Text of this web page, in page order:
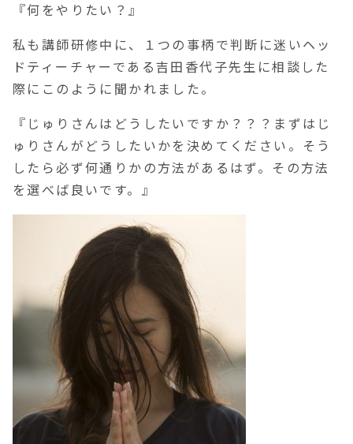
『何をやりたい？』
私も講師研修中に、１つの事柄で判断に迷いヘッ
ドティーチャーである吉田香代子先生に相談した
際にこのように聞かれました。
『じゅりさんはどうしたいですか？？？まずはじ
ゅりさんがどうしたいかを決めてください。そう
したら必ず何通りかの方法があるはず。その方法
を選べば良いです。』